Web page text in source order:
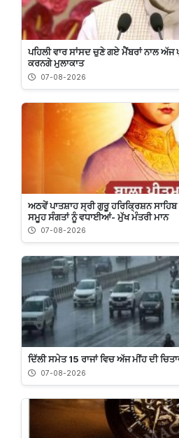
ਪਹਿਲੀ ਵਾਰ ਸਾਂਸਦ ਚੁਣੇ ਗਏ ਮੈਂਬਰਾਂ ਨਾਲ ਅੱਜ
ਕਰਨਗੇ ਮੁਲਾਕਾਤ
07-08-2026
ਅਠਵੇਂ ਪਾਤਸ਼ਾਹ ਸ੍ਰੀ ਗੁਰੂ ਹਰਿਕ੍ਰਿਸ਼ਨ
ਸਮੂਹ ਸੰਗਤਾਂ ਨੂੰ ਵਧਾਈਆਂ- ਮੁੱਖ ਮੰਤਰੀ ਮਾਨ
07-08-2026
ਦਿੱਲੀ ਸਮੇਤ 15 ਰਾਜਾਂ ਵਿਚ ਅੱਜ ਮੀਂਹ ਦੀ
07-08-2026